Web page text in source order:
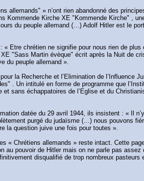
allemands" » n’ont rien abandonné des
Kommende Kirche XE "Kommende Kirche" ,
du peuple allemand (…) Adolf Hitler est le
Etre chrétien ne signifie pour nous rien de
"Sass Martin évèque" écrit après la Nuit de
du peuple allemand ».
la Recherche et l’Elimination de l’Influence
. Un intitulé en forme de programme que
sans échappatoires de l’Eglise et du
datée du 29 avril 1944, ils insistent : « Il
purgé du judaïsme (…) nous pouvons
la question juive une fois pour toutes ».
« Chrétiens allemands » reste intact. Cette
pouvoir de Hitler mais on ne parle pas
disqualifié de trop nombreux pasteurs